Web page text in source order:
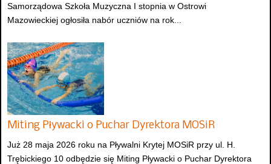
Samorządowa Szkoła Muzyczna I stopnia w Ostrowi
Mazowieckiej ogłosiła nabór uczniów na rok...
Miting Pływacki o Puchar Dyrektora MOSiR
Już 28 maja 2026 roku na Pływalni Krytej MOSiR przy ul. H.
Trębickiego 10 odbędzie się Miting Pływacki o Puchar Dyrektora